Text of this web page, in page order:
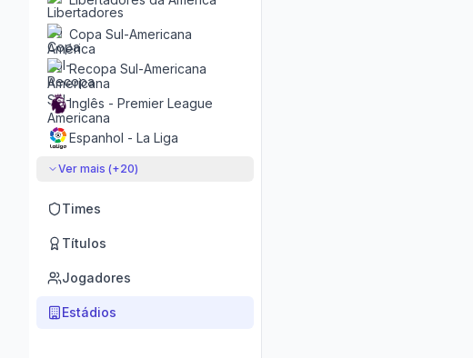
Copa Sul-Americana
Recopa Sul-Americana
Inglês - Premier League
Espanhol - La Liga
Ver mais (+20)
Times
Títulos
Jogadores
Estádios